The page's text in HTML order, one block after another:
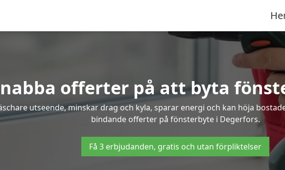
offerter på att byta
utseende, minskar drag och kyla, sparar energi och kan höja
bindande offerter på fönsterbyte i Degerfors.
Få 3 erbjudanden, gratis och utan förpliktelser